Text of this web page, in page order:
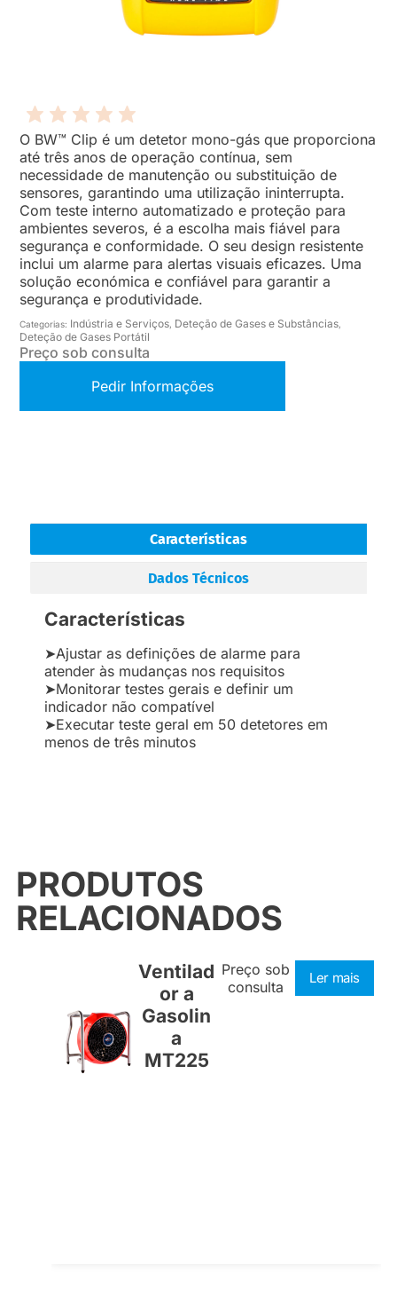
O BW™ Clip é um detetor mono-gás que proporciona
até três anos de operação contínua, sem
necessidade de manutenção ou substituição de
sensores, garantindo uma utilização ininterrupta.
Com teste interno automatizado e proteção para
ambientes severos, é a escolha mais fiável para
segurança e conformidade. O seu design resistente
inclui um alarme para alertas visuais eficazes. Uma
solução económica e confiável para garantir a
segurança e produtividade.
Categorias: Indústria e Serviços, Deteção de Gases e Substâncias,
Deteção de Gases Portátil
Preço sob consulta
Pedir Informações
Características
Dados Técnicos
Características
➤Ajustar as definições de alarme para
atender às mudanças nos requisitos
➤Monitorar testes gerais e definir um
indicador não compatível
➤Executar teste geral em 50 detetores em
menos de três minutos
PRODUTOS
RELACIONADOS
Ventilad
or a
Gasolin
a
MT225
Preço sob
consulta
Ler mais